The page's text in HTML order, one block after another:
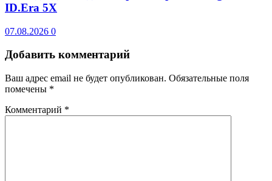
ID.Era 5X
07.08.2026 0
Добавить комментарий
Ваш адрес email не будет опубликован. Обязательные поля
помечены *
Комментарий *